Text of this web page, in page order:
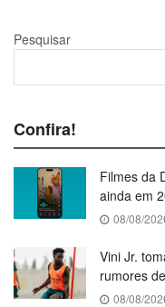
Pesquisar
Confira!
Filmes da
ainda em
08/08/
Vini Jr.
rumores
08/08/